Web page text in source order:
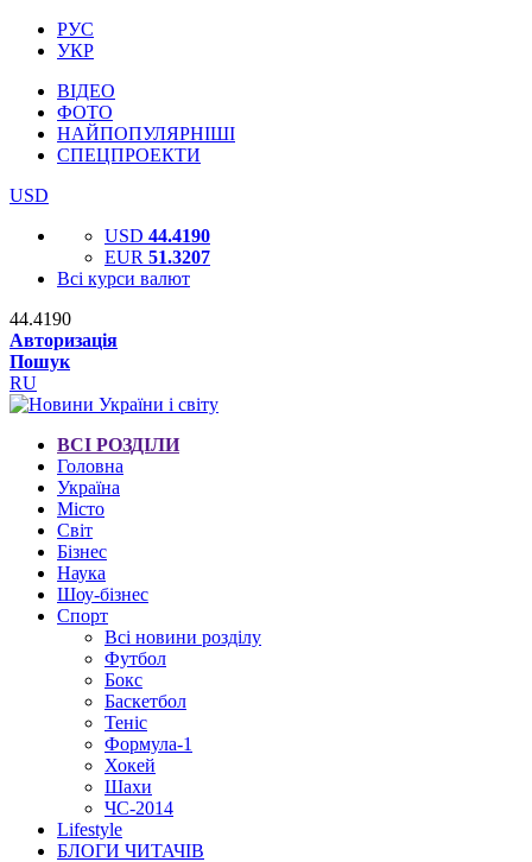
РУС
УКР
ВІДЕО
ФОТО
НАЙПОПУЛЯРНІШІ
СПЕЦПРОЕКТИ
USD
USD 44.4190
EUR 51.3207
Всі курси валют
44.4190
Авторизація
Пошук
RU
ВСІ РОЗДІЛИ
Головна
Україна
Місто
Світ
Бізнес
Наука
Шоу-бізнес
Спорт
Всі новини розділу
Футбол
Бокс
Баскетбол
Теніс
Формула-1
Хокей
Шахи
ЧС-2014
Lifestyle
БЛОГИ ЧИТАЧІВ